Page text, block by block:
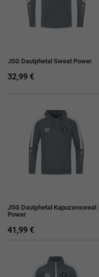
JSG Dautphetal Sweat Power
32,99 €
JSG Dautphetal Kapuzensweat
Power
41,99 €